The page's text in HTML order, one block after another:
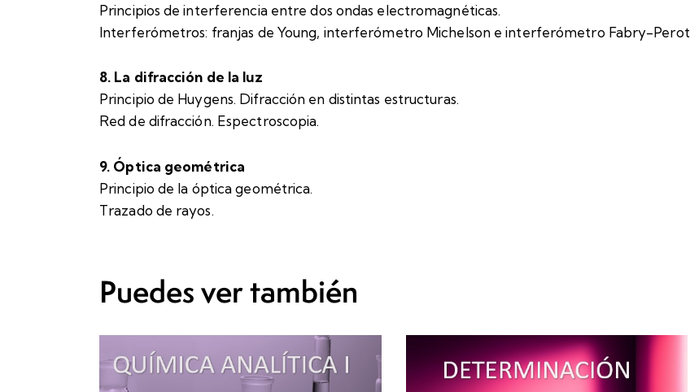
Principios de interferencia entre dos ondas electromagnéticas.
Interferómetros: franjas de Young, interferómetro Michelson e interferómetro Fabry-Perot
8. La difracción de la luz
Principio de Huygens. Difracción en distintas estructuras.
Red de difracción. Espectroscopia.
9. Óptica geométrica
Principio de la óptica geométrica.
Trazado de rayos.
Puedes ver también